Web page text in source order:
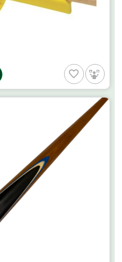
favorite_border